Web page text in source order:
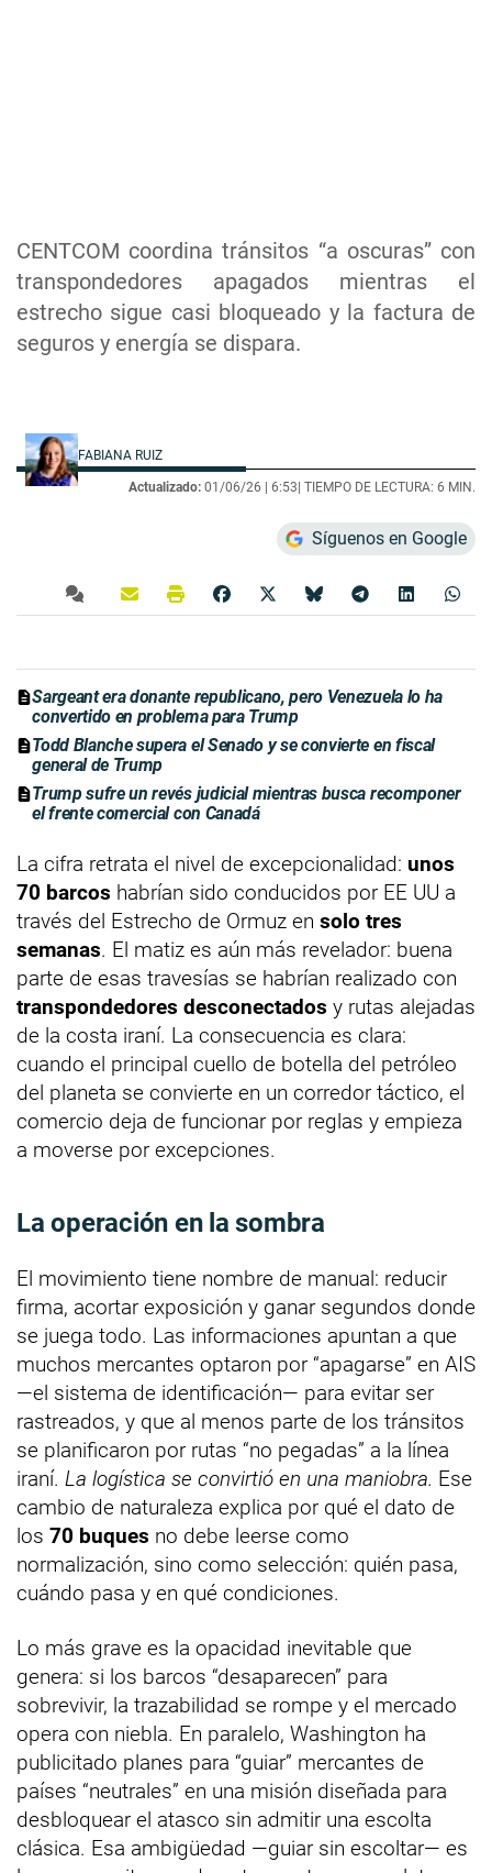
CENTCOM coordina tránsitos “a oscuras” con
transpondedores apagados mientras el
estrecho sigue casi bloqueado y la factura de
seguros y energía se dispara.
FABIANA RUIZ
Actualizado: 01/06/26 | 6:53| TIEMPO DE LECTURA: 6 MIN.
Síguenos en Google
Sargeant era donante republicano, pero Venezuela lo ha
convertido en problema para Trump
Todd Blanche supera el Senado y se convierte en fiscal
general de Trump
Trump sufre un revés judicial mientras busca recomponer
el frente comercial con Canadá
La cifra retrata el nivel de excepcionalidad: unos
70 barcos habrían sido conducidos por EE UU a
través del Estrecho de Ormuz en solo tres
semanas. El matiz es aún más revelador: buena
parte de esas travesías se habrían realizado con
transpondedores desconectados y rutas alejadas
de la costa iraní. La consecuencia es clara:
cuando el principal cuello de botella del petróleo
del planeta se convierte en un corredor táctico, el
comercio deja de funcionar por reglas y empieza
a moverse por excepciones.
La operación en la sombra
El movimiento tiene nombre de manual: reducir
firma, acortar exposición y ganar segundos donde
se juega todo. Las informaciones apuntan a que
muchos mercantes optaron por “apagarse” en AIS
—el sistema de identificación— para evitar ser
rastreados, y que al menos parte de los tránsitos
se planificaron por rutas “no pegadas” a la línea
iraní. La logística se convirtió en una maniobra. Ese
cambio de naturaleza explica por qué el dato de
los 70 buques no debe leerse como
normalización, sino como selección: quién pasa,
cuándo pasa y en qué condiciones.
Lo más grave es la opacidad inevitable que
genera: si los barcos “desaparecen” para
sobrevivir, la trazabilidad se rompe y el mercado
opera con niebla. En paralelo, Washington ha
publicitado planes para “guiar” mercantes de
países “neutrales” en una misión diseñada para
desbloquear el atasco sin admitir una escolta
clásica. Esa ambigüedad —guiar sin escoltar— es